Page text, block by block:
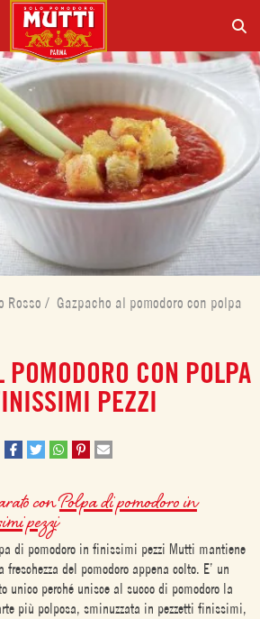
Rosso / Gazpacho al pomodoro con polpa
POMODORO CON POLPA
PEZZI
conPolpa di pomodoro in
pezzi
di pomodoro in finissimi pezzi Mutti mantiene
freschezza del pomodoro appena colto. E’ un
unico perché unisce al succo di pomodoro la
più polposa, sminuzzata in pezzetti finissimi,